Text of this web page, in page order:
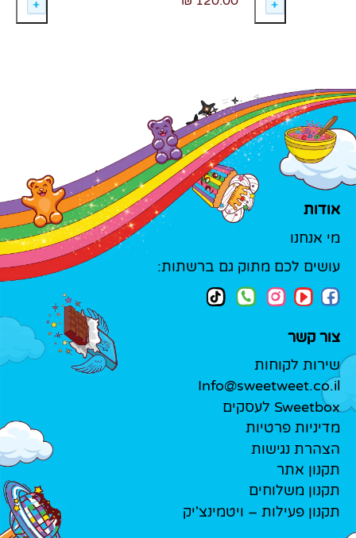
אודות
מי אנחנו
עושים לכם מתוק גם ברשתות:
צור קשר
שירות לקוחות
Info@sweetweet.co.il
Sweetbox לעסקים
מדיניות פרטיות
הצהרת נגישות
תקנון אתר
תקנון משלוחים
תקנון פעילות – ויטמינצ'יק